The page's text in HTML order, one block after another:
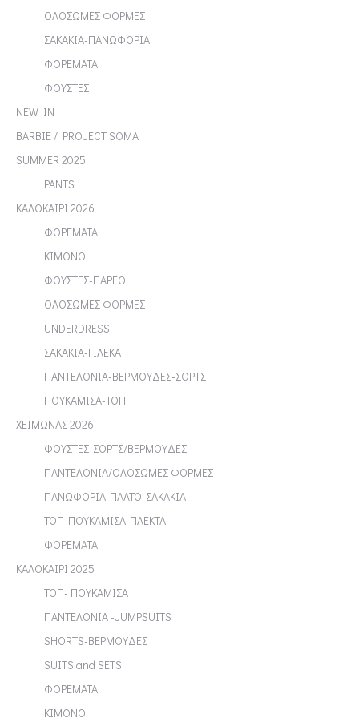
ΟΛΟΣΩΜΕΣ ΦΟΡΜΕΣ
ΣΑΚΑΚΙΑ-ΠΑΝΩΦΟΡΙΑ
ΦΟΡΕΜΑΤΑ
ΦΟΥΣΤΕΣ
NEW IN
BARBIE / PROJECT SOMA
SUMMER 2025
PANTS
ΚΑΛΟΚΑΙΡΙ 2026
ΦΟΡΕΜΑΤΑ
ΚΙΜΟΝΟ
ΦΟΥΣΤΕΣ-ΠΑΡΕΟ
ΟΛΟΣΩΜΕΣ ΦΟΡΜΕΣ
UNDERDRESS
ΣΑΚΑΚΙΑ-ΓΙΛΕΚΑ
ΠΑΝΤΕΛΟΝΙΑ-ΒΕΡΜΟΥΔΕΣ-ΣΟΡΤΣ
ΠΟΥΚΑΜΙΣΑ-ΤΟΠ
ΧΕΙΜΩΝΑΣ 2026
ΦΟΥΣΤΕΣ-ΣΟΡΤΣ/ΒΕΡΜΟΥΔΕΣ
ΠΑΝΤΕΛΟΝΙΑ/ΟΛΟΣΩΜΕΣ ΦΟΡΜΕΣ
ΠΑΝΩΦΟΡΙΑ-ΠΑΛΤΟ-ΣΑΚΑΚΙΑ
ΤΟΠ-ΠΟΥΚΑΜΙΣΑ-ΠΛΕΚΤΑ
ΦΟΡΕΜΑΤΑ
ΚΑΛΟΚΑΙΡΙ 2025
ΤΟΠ- ΠΟΥΚΑΜΙΣΑ
ΠΑΝΤΕΛΟΝΙΑ -JUMPSUITS
SHORTS-ΒΕΡΜΟΥΔΕΣ
SUITS and SETS
ΦΟΡΕΜΑΤΑ
ΚΙΜΟΝΟ